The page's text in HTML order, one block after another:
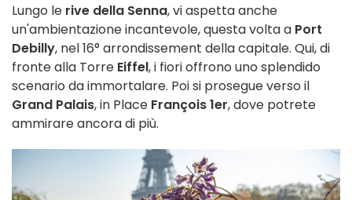
Lungo le rive della Senna, vi aspetta anche
un'ambientazione incantevole, questa volta a Port
Debilly, nel 16° arrondissement della capitale. Qui, di
fronte alla Torre Eiffel, i fiori offrono uno splendido
scenario da immortalare. Poi si prosegue verso il
Grand Palais, in Place François 1er, dove potrete
ammirare ancora di più.